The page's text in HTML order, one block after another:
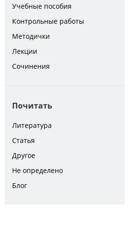
Учебные пособия
Контрольные работы
Методички
Лекции
Сочинения
Почитать
Литература
Статья
Другое
Не определено
Блог